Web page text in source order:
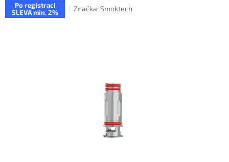
Po registraci
SLEVA min. 2%
Značka:Smoktech